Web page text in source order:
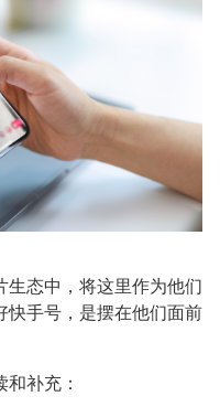
态中，将这里作为他们
快手号，是摆在他们面前
补充：